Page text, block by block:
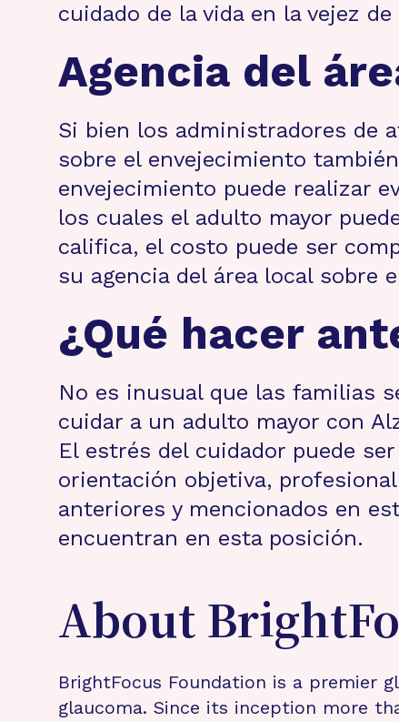
cuidado de la vida en la vejez
Agencia del
Si bien los administradores de
sobre el envejecimiento
envejecimiento puede realizar
los cuales el adulto mayor
califica, el costo puede ser
su agencia del área local sobre
¿Qué hacer
No es inusual que las familias
cuidar a un adulto mayor con
El estrés del cuidador puede
orientación objetiva,
anteriores y mencionados en
encuentran en esta posición.
About
BrightFocus Foundation is a premier
glaucoma. Since its inception more